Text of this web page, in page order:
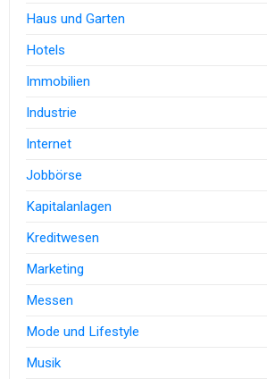
Haus und Garten
Hotels
Immobilien
Industrie
Internet
Jobbörse
Kapitalanlagen
Kreditwesen
Marketing
Messen
Mode und Lifestyle
Musik